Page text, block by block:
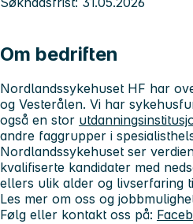
Om bedriften
Nordlandssykehuset HF har
og Vesterålen. Vi har
også en stor
andre faggrupper i
Nordlandssykehuset ser
kvalifiserte kandidater med
ellers ulik alder og livserfaring
Les mer om oss og
Følg eller kontakt oss på: